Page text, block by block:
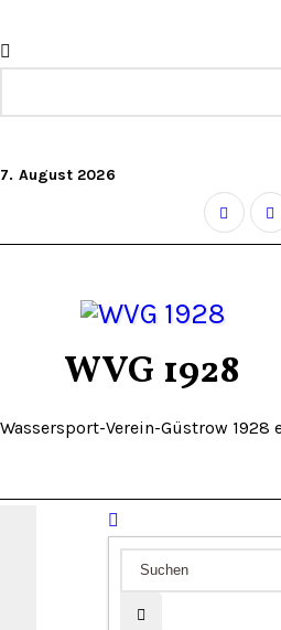
Inhalt
springen
7. August 2026
WVG 1928
Wassersport-Verein-Güstrow 1928